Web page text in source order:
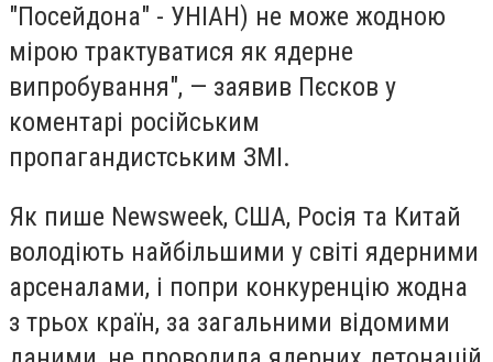
"Посейдона" - УНІАН) не може жодною
мірою трактуватися як ядерне
випробування", — заявив Пєсков у
коментарі російським
пропагандистським ЗМІ.
Як пише Newsweek, США, Росія та Китай
володіють найбільшими у світі ядерними
арсеналами, і попри конкуренцію жодна
з трьох країн, за загальними відомими